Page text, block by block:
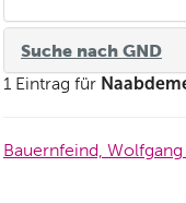
Suche nach GND
1 Eintrag für
Bauernfeind, Wolfgang